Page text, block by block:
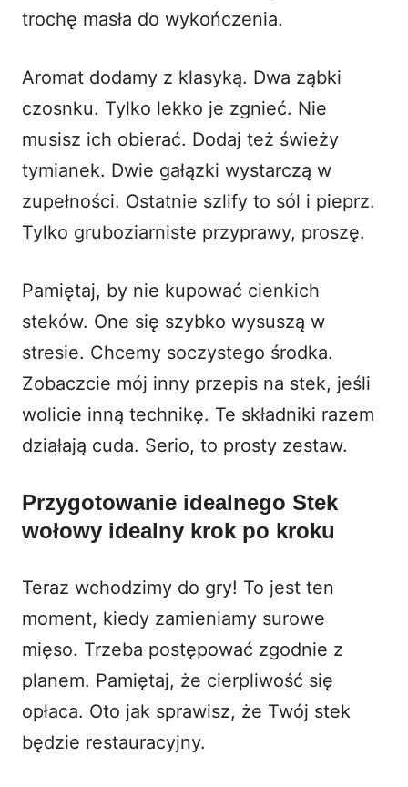
trochę masła do wykończenia.
Aromat dodamy z klasyką. Dwa ząbki
czosnku. Tylko lekko je zgnieć. Nie
musisz ich obierać. Dodaj też świeży
tymianek. Dwie gałązki wystarczą w
zupełności. Ostatnie szlify to sól i pieprz.
Tylko gruboziarniste przyprawy, proszę.
Pamiętaj, by nie kupować cienkich
steków. One się szybko wysuszą w
stresie. Chcemy soczystego środka.
Zobaczcie mój inny przepis na stek, jeśli
wolicie inną technikę. Te składniki razem
działają cuda. Serio, to prosty zestaw.
Przygotowanie idealnego Stek
wołowy idealny krok po kroku
Teraz wchodzimy do gry! To jest ten
moment, kiedy zamieniamy surowe
mięso. Trzeba postępować zgodnie z
planem. Pamiętaj, że cierpliwość się
opłaca. Oto jak sprawisz, że Twój stek
będzie restauracyjny.